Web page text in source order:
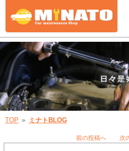
TOP ミナトBLOG
前の投稿へ 次